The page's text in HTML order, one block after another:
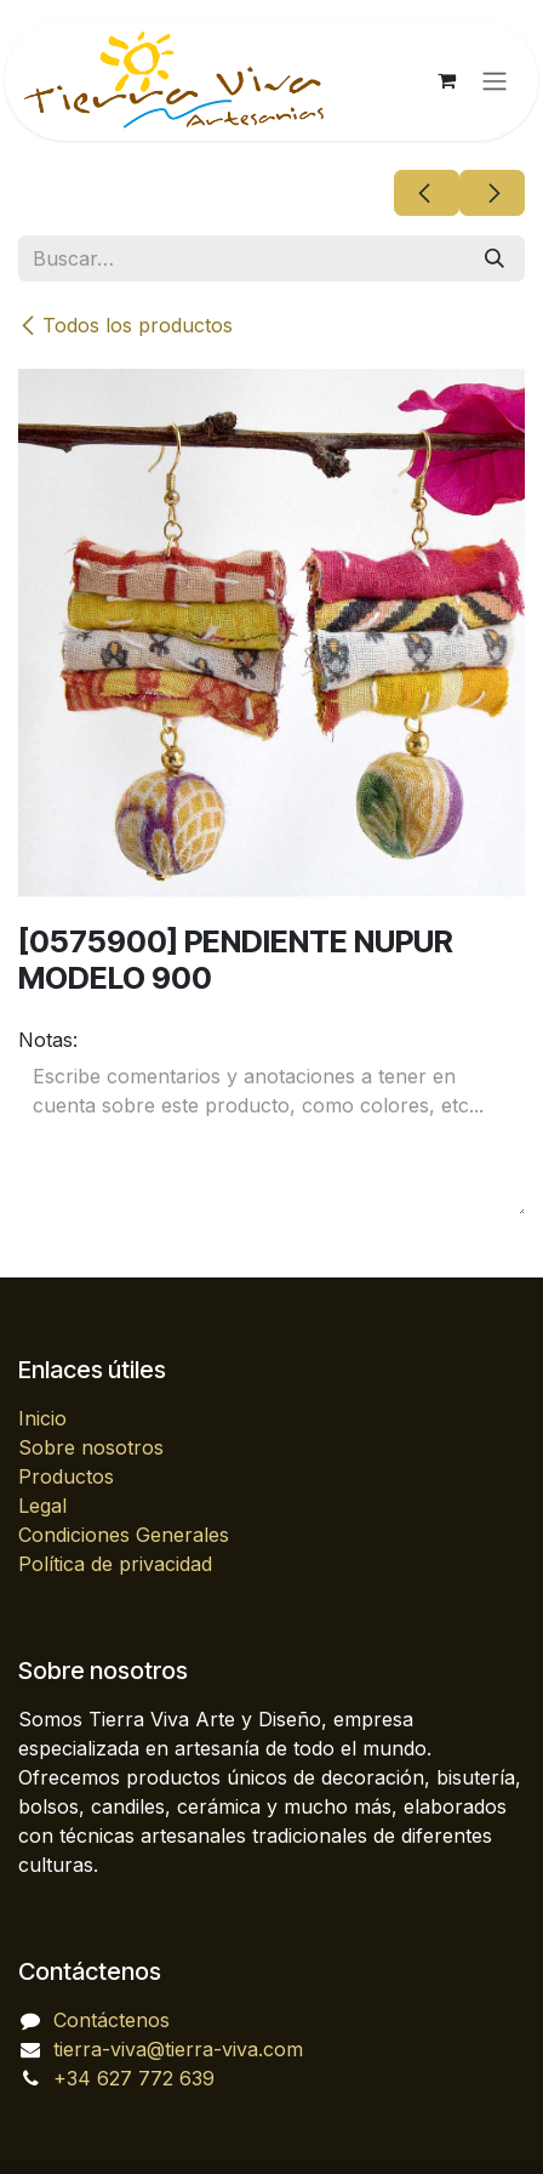
Todos los productos
[0575900] PENDIENTE NUPUR
MODELO 900
Notas:
Enlaces útiles
Inicio
Sobre nosotros
Productos
Legal
Condiciones Generales
Política de privacidad
Sobre nosotros
Somos Tierra Viva Arte y Diseño, empresa
especializada en artesanía de todo el mundo.
Ofrecemos productos únicos de decoración, bisutería,
bolsos, candiles, cerámica y mucho más, elaborados
con técnicas artesanales tradicionales de diferentes
culturas.
Contáctenos
Contáctenos
tierra-viva@tierra-viva.com
+34 627 772 639